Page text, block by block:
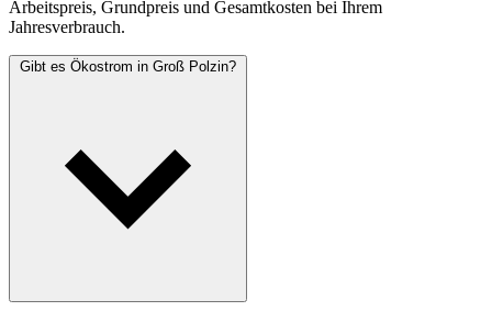
Arbeitspreis, Grundpreis und Gesamtkosten bei Ihrem
Jahresverbrauch.
Gibt es Ökostrom in Groß Polzin?